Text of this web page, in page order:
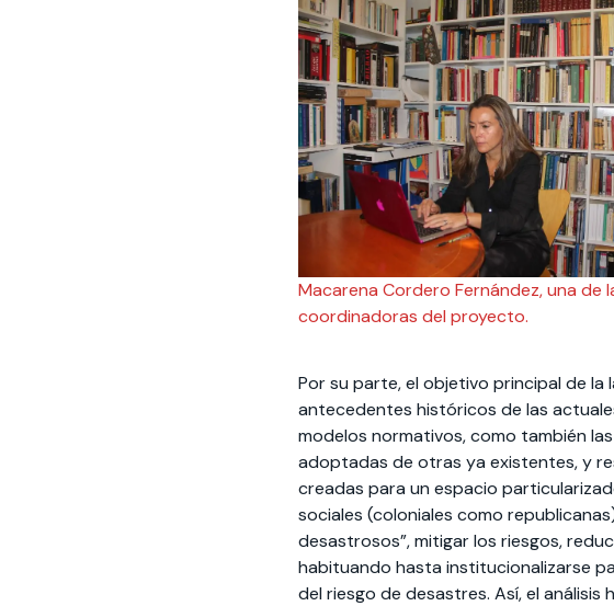
Macarena Cordero Fernández, una de
coordinadoras del proyecto.
Por su parte, el objetivo principal de
antecedentes históricos de las
modelos normativos, como también
adoptadas de otras ya existentes, y
creadas para un espacio
sociales (coloniales como
desastrosos”, mitigar los riesgos,
habituando hasta institucionalizarse
del riesgo de desastres. Así, el